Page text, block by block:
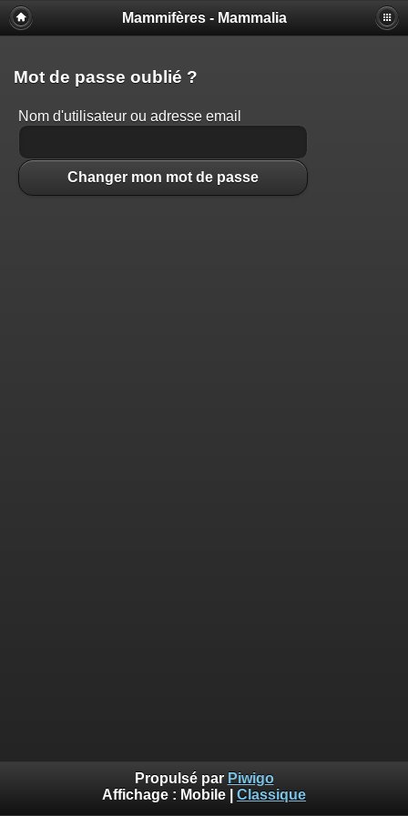
Mammifères - Mammalia
Mot de passe oublié ?
Nom d'utilisateur ou adresse email
Changer mon mot de passe
Propulsé par Piwigo
Affichage : Mobile Classique